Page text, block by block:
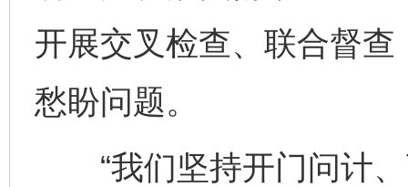
开展交叉检查、联合督
愁盼问题。
“我们坚持开门问计、